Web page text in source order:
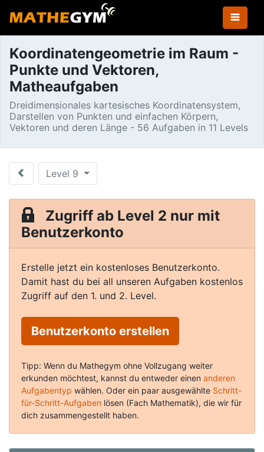
Koordinatengeometrie im Raum -
Punkte und Vektoren,
Matheaufgaben
Dreidimensionales kartesisches Koordinatensystem,
Darstellen von Punkten und einfachen Körpern,
Vektoren und deren Länge - 56 Aufgaben in 11 Levels
Level 9
Zugriff ab Level 2 nur mit
Benutzerkonto
Erstelle jetzt ein kostenloses Benutzerkonto.
Damit hast du bei all unseren Aufgaben kostenlos
Zugriff auf den 1. und 2. Level.
Benutzerkonto erstellen
Tipp: Wenn du Mathegym ohne Vollzugang weiter
erkunden möchtest, kannst du entweder einen anderen
Aufgabentyp wählen. Oder ein paar ausgewählte Schritt-
für-Schritt-Aufgaben lösen (Fach Mathematik), die wir für
dich zusammengestellt haben.